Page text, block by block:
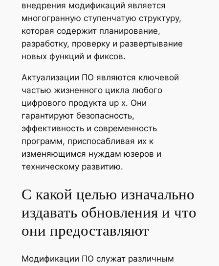
внедрения модификаций является
многогранную ступенчатую структуру,
которая содержит планирование,
разработку, проверку и развертывание
новых функций и фиксов.
Актуализации ПО являются ключевой
частью жизненного цикла любого
цифрового продукта up x. Они
гарантируют безопасность,
эффективность и современность
программ, приспосабливая их к
изменяющимся нуждам юзеров и
техническому развитию.
С какой целью изначально
издавать обновления и что
они предоставляют
Модификации ПО служат различным